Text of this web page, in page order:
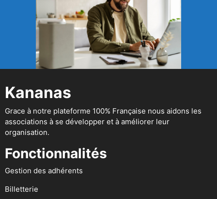
Kananas
Grace à notre plateforme 100% Française nous aidons les
associations à se développer et à améliorer leur
organisation.
Fonctionnalités
Gestion des adhérents
Billetterie